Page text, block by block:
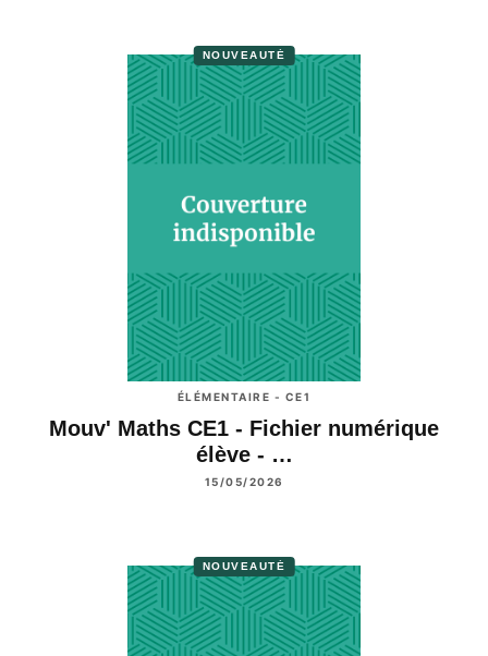
NOUVEAUTÉ
ÉLÉMENTAIRE - CE1
Mouv' Maths CE1 - Fichier numérique
élève - …
15/05/2026
NOUVEAUTÉ